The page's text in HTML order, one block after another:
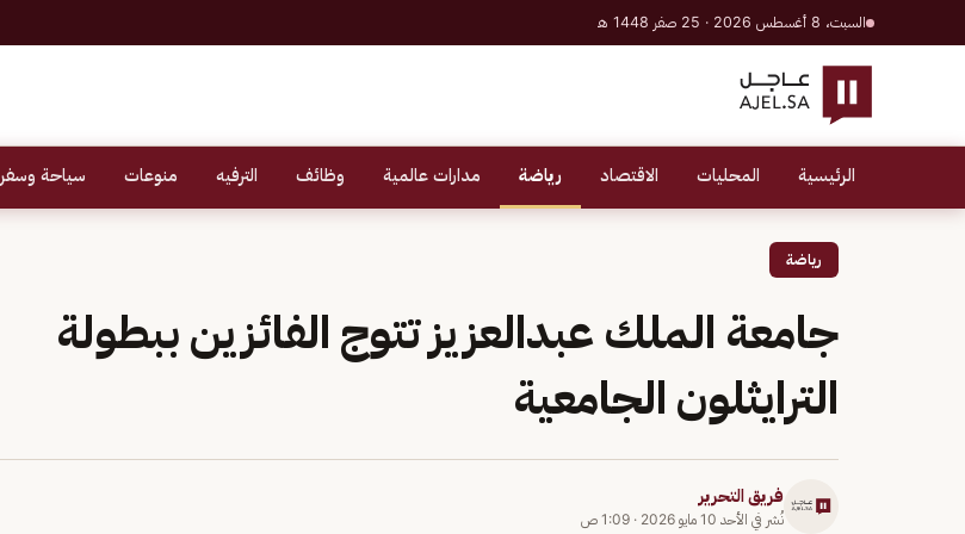
السبت، 8 أغسطس 2026 · 25 صفر 1448 هـ
الرئيسية المحليات الاقتصاد رياضة مدارات عالمية وظائف الترفيه منوعات سياحة وسفر
رياضة
جامعة الملك عبدالعزيز تتوج الفائزين ببطولة
الترايثلون الجامعية
فريق التحرير
نُشر في الأحد 10 مايو 2026 · 1:09 ص